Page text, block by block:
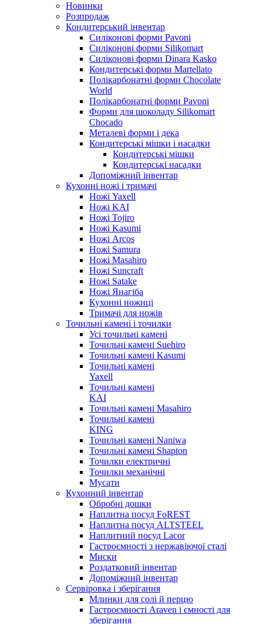
Новинки
Розпродаж
Кондитерський інвентар
Силіконові форми Pavoni
Силіконові форми Silikomart
Силіконові форми Dinara Kasko
Кондитерські форми Martellato
Полікарбонатні форми Chocolate
World
Полікарбонатні форми Pavoni
Форми для шоколаду Silikomart
Chocado
Металеві форми і дека
Кондитерські мішки і насадки
Кондитерські мішки
Кондитерські насадки
Допоміжний інвентар
Кухонні ножі і тримачі
Ножі Yaxell
Ножі KAI
Ножі Tojiro
Ножі Kasumi
Ножі Arcos
Ножі Samura
Ножі Masahiro
Ножі Suncraft
Ножі Satake
Ножі Янагіба
Кухонні ножиці
Тримачі для ножів
Точильні камені і точилки
Усі точильні камені
Точильні камені Suehiro
Точильні камені Kasumi
Точильні камені
Yaxell
Точильні камені
KAI
Точильні камені Masahiro
Точильні камені
KING
Точильні камені Naniwa
Точильні камені Shapton
Точилки електричні
Точилки механічні
Мусати
Кухонний інвентар
Обробні дошки
Наплитна посуд FoREST
Наплитна посуд ALTSTEEL
Наплитний посуд Lacor
Гастроємності з нержавіючої сталі
Миски
Роздатковий інвентар
Допоміжний інвентар
Сервіровка і зберігання
Млинки для солі й перцю
Гастроємності Araven і ємності для
зберігання